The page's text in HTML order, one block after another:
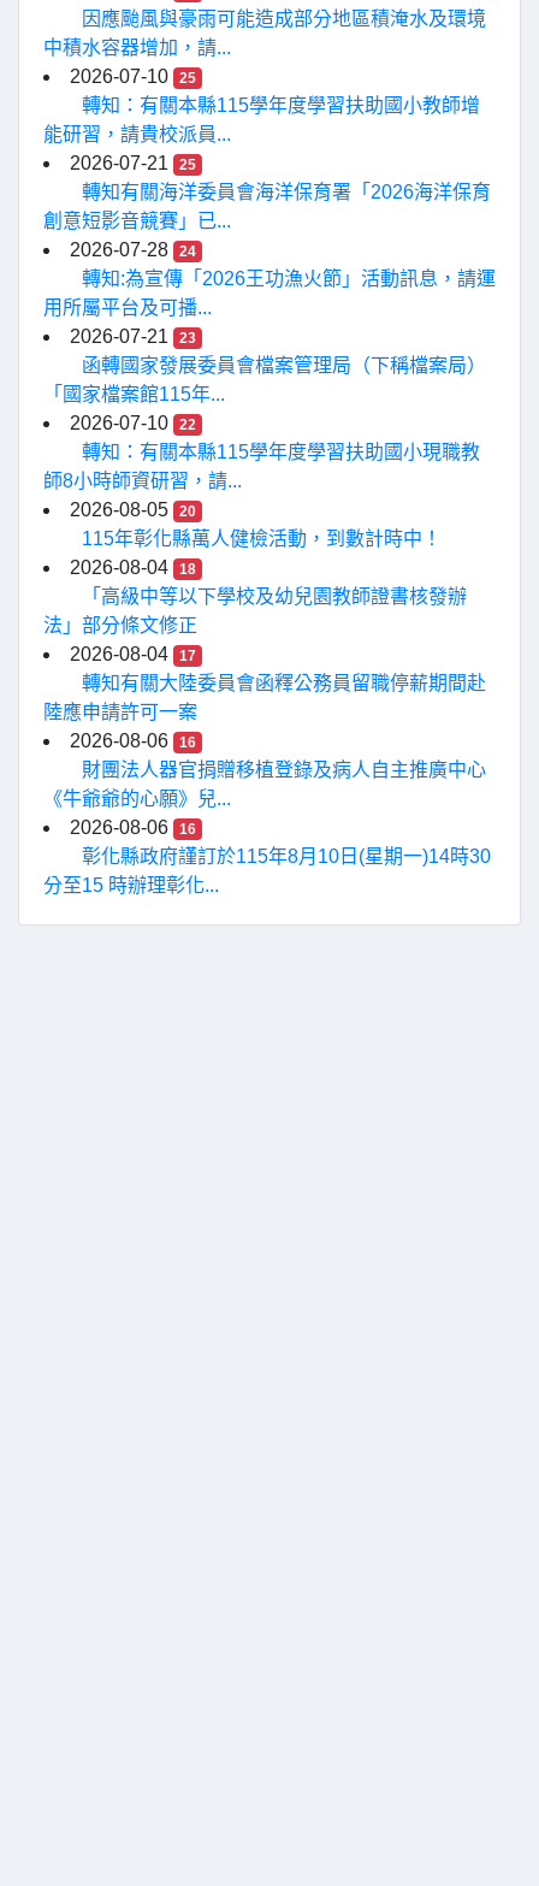
因應颱風與豪雨可能造成部分地區積淹水及環境
中積水容器增加，請...
2026-07-10
25
轉知：有關本縣115學年度學習扶助國小教師增
能研習，請貴校派員...
2026-07-21
25
轉知有關海洋委員會海洋保育署「2026海洋保育
創意短影音競賽」已...
2026-07-28
24
轉知:為宣傳「2026王功漁火節」活動訊息，請運
用所屬平台及可播...
2026-07-21
23
函轉國家發展委員會檔案管理局（下稱檔案局）
「國家檔案館115年...
2026-07-10
22
轉知：有關本縣115學年度學習扶助國小現職教
師8小時師資研習，請...
2026-08-05
20
115年彰化縣萬人健檢活動，到數計時中！
2026-08-04
18
「高級中等以下學校及幼兒園教師證書核發辦
法」部分條文修正
2026-08-04
17
轉知有關大陸委員會函釋公務員留職停薪期間赴
陸應申請許可一案
2026-08-06
16
財團法人器官捐贈移植登錄及病人自主推廣中心
《牛爺爺的心願》兒...
2026-08-06
16
彰化縣政府謹訂於115年8月10日(星期一)14時30
分至15 時辦理彰化...